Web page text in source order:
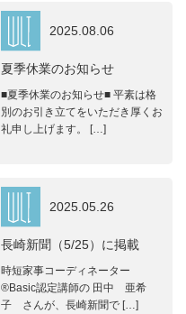
2025.08.06
夏季休業のお知らせ
■夏季休業のお知らせ■ 平素は格
別のお引き立てをいただき厚くお
礼申し上げます。 […]
2025.05.26
長崎新聞（5/25）に掲載
時短家事コーディネーター
®Basic認定講師の 田中 亜希
子 さんが、長崎新聞で […]